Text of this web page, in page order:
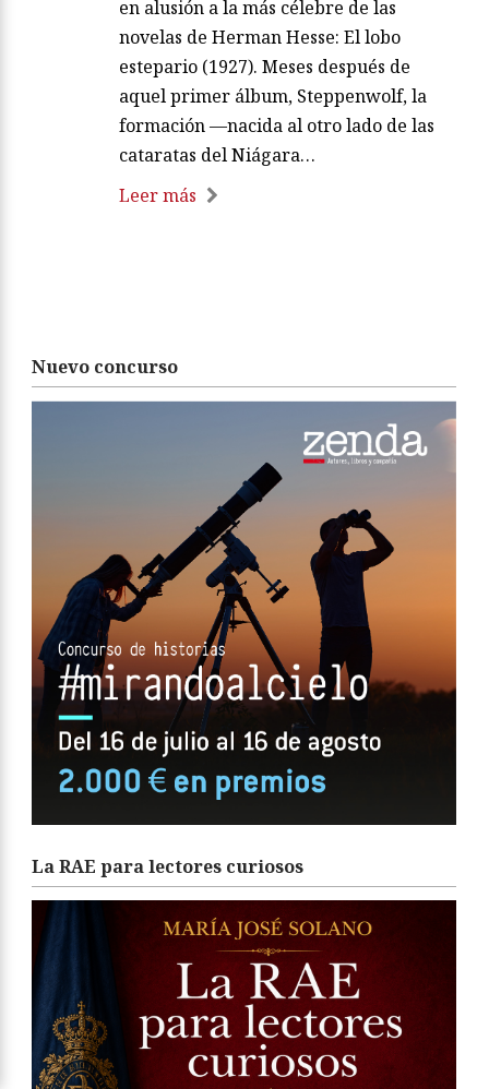
en alusión a la más célebre de las
novelas de Herman Hesse: El lobo
estepario (1927). Meses después de
aquel primer álbum, Steppenwolf, la
formación —nacida al otro lado de las
cataratas del Niágara…
Leer más
Nuevo concurso
La RAE para lectores curiosos